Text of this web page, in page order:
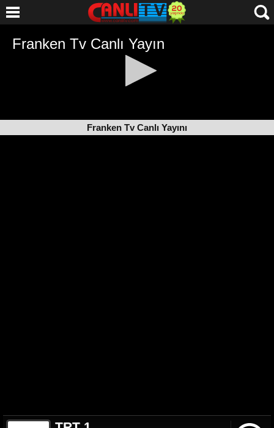
Franken Tv Canlı Yayını